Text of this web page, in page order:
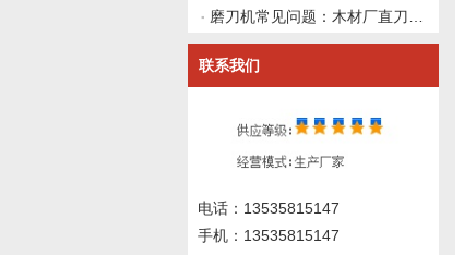
联系我们
电话：13535815147
手机：13535815147